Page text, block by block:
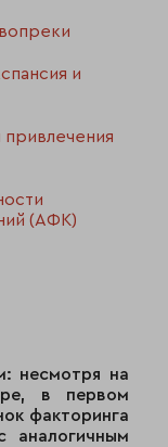
казна»
Банк
и
(АФК)
несмотря на
в первом
факторинга
аналогичным